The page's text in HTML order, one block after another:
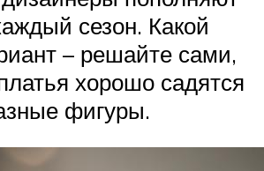
сезон. Какой
– решайте сами,
хорошо садятся
фигуры.